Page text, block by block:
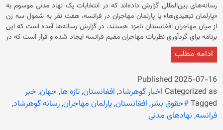
رسانه‌های بین‌المللی گزارش داده‌اند که در انتخابات یک نهاد مدنی موسوم به
«پارلمان تبعیدی‌ها» یا پارلمان مهاجران در فرانسه، هفت نفر به شمول سه زن
از میان ‏مهاجران افغانستان نامزد هستند. در گزارش رسانه‌ها آمده‌ است که این
برنامه برای گردآوری نظریات ‏مهاجران مقیم فرانسه ایجاد شده و قرار است که در
این نهاد ۱۵ نماینده، شامل هشت مرد و هفت زن ‏از میان تمام مهاجران مقیم
هشت مرد و هفت زن ‏از میان تمام مهاجران مقیم فرانسه از طریق رأی‌دهی
انتخاب شوند.‏ نامزدانی از ایران، سوریه، روسیه، فلسطین، ترکیه، تونس، الجزایر،
جمهوری دموکراتیک کنگو و چند کشور دیگر در این انتخابات شرکت کرده‌اند. تنها
افرادی که دارای وضعیت پناهنده در فرانسه هستند، می‌توانند با مراجعه به
ادامه مطلب
Published 2025-07-16
Categorized as اخبار گوهرشاد, افغانستان,تازه ها, جهان, خبر
Tagged#حقوق بشر, افغانستان,پارلمان مهاجران,رسانه گوهرشاد,
فرانسه, نهادهای مدنی